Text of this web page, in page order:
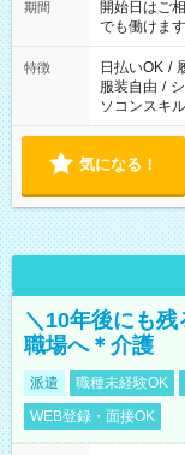
せん ※法令
象となりま
り、短時間
期間
開始日はご
でも働けます
特徴 日払いOK /
服装自由 /
ソコンスキ
気になる！
＼10年後にも
職場へ＊介護
派遣 職種未経験OK
WEB登録・面接OK